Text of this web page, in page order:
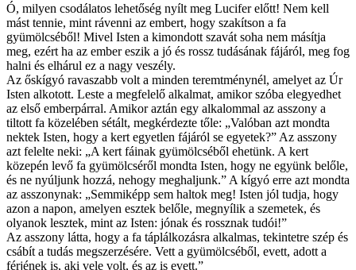
Ó, milyen csodálatos lehetőség nyílt meg Lucifer előtt! Nem kell
mást tennie, mint rávenni az embert, hogy szakítson a fa
gyümölcséből! Mivel Isten a kimondott szavát soha nem másítja
meg, ezért ha az ember eszik a jó és rossz tudásának fájáról, meg fog
halni és elhárul ez a nagy veszély.
Az őskígyó ravaszabb volt a minden teremtménynél, amelyet az Úr
Isten alkotott. Leste a megfelelő alkalmat, amikor szóba elegyedhet
az első emberpárral. Amikor aztán egy alkalommal az asszony a
tiltott fa közelében sétált, megkérdezte tőle: „Valóban azt mondta
nektek Isten, hogy a kert egyetlen fájáról se egyetek?” Az asszony
azt felelte neki: „A kert fáinak gyümölcséből ehetünk. A kert
közepén levő fa gyümölcséről mondta Isten, hogy ne együnk belőle,
és ne nyúljunk hozzá, nehogy meghaljunk.” A kígyó erre azt mondta
az asszonynak: „Semmiképp sem haltok meg! Isten jól tudja, hogy
azon a napon, amelyen esztek belőle, megnyílik a szemetek, és
olyanok lesztek, mint az Isten: jónak és rossznak tudói!”
Az asszony látta, hogy a fa táplálkozásra alkalmas, tekintetre szép és
csábít a tudás megszerzésére. Vett a gyümölcséből, evett, adott a
férjének is, aki vele volt, és az is evett.”